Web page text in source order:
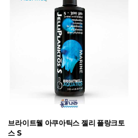
브라이트웰 아쿠아틱스 젤리 플랑크토
스 S